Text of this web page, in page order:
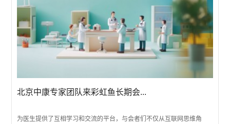
北京中康专家团队来彩虹鱼长期会...
为医生提供了互相学习和交流的平台，与会者们不仅从互联网思维角